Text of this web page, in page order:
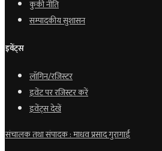
कुकी नीति
सम्पादकीय सुशासन
इवेंट्स
लॉगिन/रजिस्टर
इवेंट पर रजिस्टर करें
इवेंट्स देखें
संचालक तथा संपादक : माधव प्रसाद गुरागाईं